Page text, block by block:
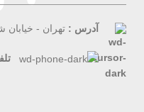
آدرس : تهران - خیابان